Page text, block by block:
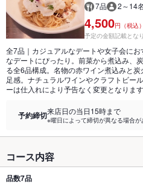
7品 2～14名
4,500円（税込）
予定の金額記載とな
全7品｜カジュアルなデートや女子会に
なデートにぴったり。前菜から煮込み、
る全6品構成。名物の赤ワイン煮込みと
足感。ナチュラルワインやクラフトビー
ーは仕入れにより予告なく変更となります
予約締切来店日の当日15時まで
※曜日によって締切が異なる場合が
コース内容
品数7品